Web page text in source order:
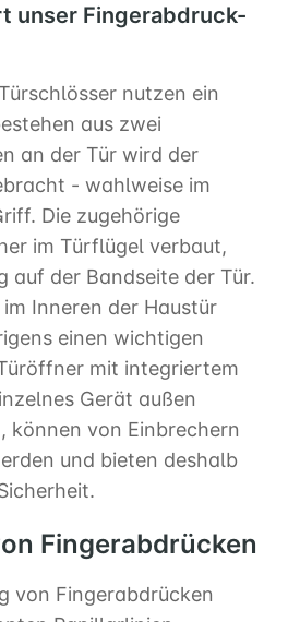
unser Fingerabdruck-
nutzen ein
aus zwei
an der Tür wird der
- wahlweise im
Die zugehörige
im Türflügel verbaut,
auf der Bandseite der Tür.
Inneren der Haustür
einen wichtigen
mit integriertem
Gerät außen
können von Einbrechern
und bieten deshalb
Fingerabdrücken
von Fingerabdrücken